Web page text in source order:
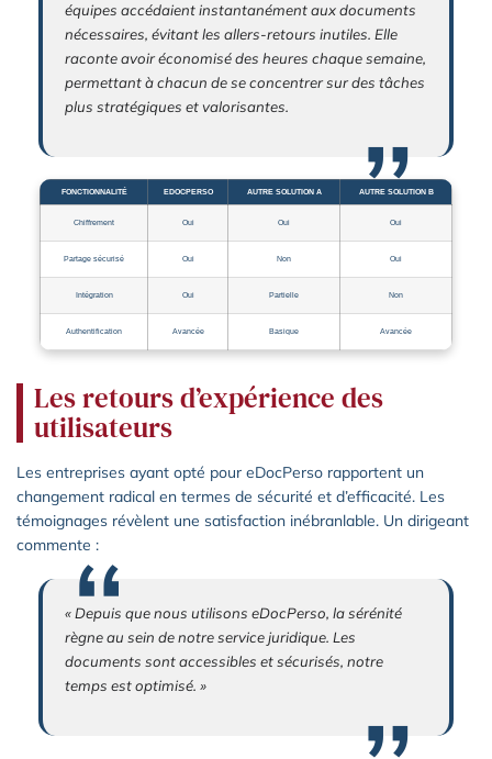
équipes accédaient instantanément aux documents
nécessaires, évitant les allers-retours inutiles. Elle
raconte avoir économisé des heures chaque semaine,
permettant à chacun de se concentrer sur des tâches
plus stratégiques et valorisantes.
FONCTIONNALITÉ EDOCPERSO AUTRE SOLUTION A AUTRE SOLUTION B
Chiffrement Oui Oui Oui
Partage sécurisé Oui Non Oui
Intégration Oui Partielle Non
Authentification Avancée Basique Avancée
Les retours d’expérience des
utilisateurs
Les entreprises ayant opté pour eDocPerso rapportent un
changement radical en termes de sécurité et d’efficacité. Les
témoignages révèlent une satisfaction inébranlable. Un dirigeant
commente :
« Depuis que nous utilisons eDocPerso, la sérénité
règne au sein de notre service juridique. Les
documents sont accessibles et sécurisés, notre
temps est optimisé. »